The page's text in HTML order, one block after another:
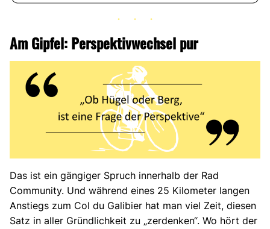
Am Gipfel: Perspektivwechsel pur
Das ist ein gängiger Spruch innerhalb der Rad
Community. Und während eines 25 Kilometer langen
Anstiegs zum Col du Galibier hat man viel Zeit, diesen
Satz in aller Gründlichkeit zu „zerdenken“. Wo hört der